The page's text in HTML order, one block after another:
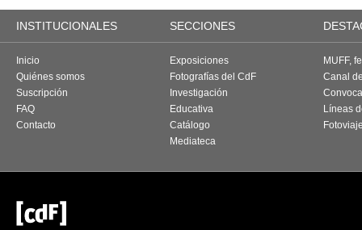
INSTITUCIONALES SECCIONES
Inicio
Quiénes somos
Suscripción
FAQ
Contacto
Exposiciones
Fotografías del CdF
Investigación
Educativa
Catálogo
Mediateca
MUFF,
Canal
Líneas